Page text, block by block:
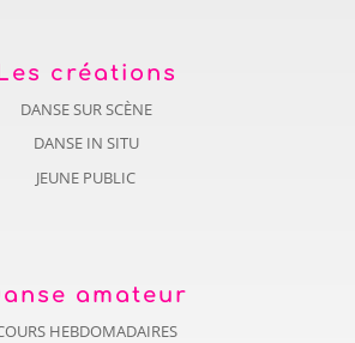
créations
DANSE SUR SCÈNE
DANSE IN SITU
JEUNE PUBLIC
amateur
HEBDOMADAIRES